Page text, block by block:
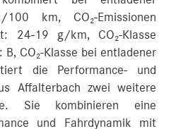
km, CO₂-Emissionen
24-19 g/km, CO₂-Klasse
CO₂-Klasse bei entladener
die Performance- und
Affalterbach zwei weitere
Sie kombinieren eine
und Fahrdynamik mit